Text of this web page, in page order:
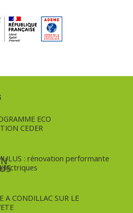
ECO
CEDER
: rénovation performante
A CONDILLAC SUR LE